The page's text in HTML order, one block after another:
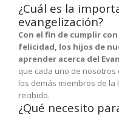
¿Cuál es la
evangelización?
Con el fin de cumplir
felicidad, los hijos de
aprender acerca del
que cada uno de nosotros
los demás miembros de
recibido.
¿Qué necesito